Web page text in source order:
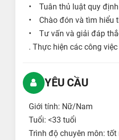
• Tuân thủ luật quy
• Chào đón và tìm hiểu
• Tư vấn và giải đáp
. Thực hiện các công
YÊU CẦU
Giới tính: Nữ/Nam
Tuổi: <33 tuổi
Trình độ chuyên môn: